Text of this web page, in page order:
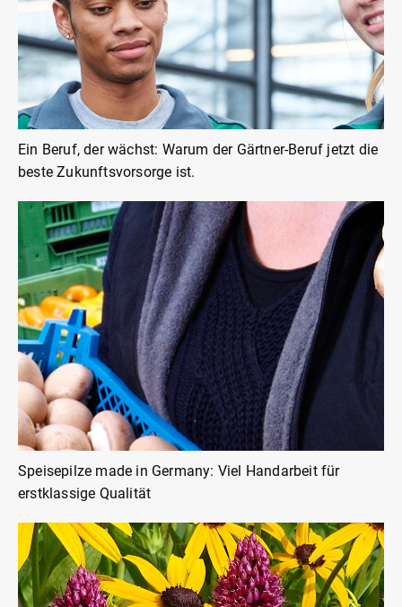
Ein Beruf, der wächst: Warum der Gärtner-Beruf jetzt die
beste Zukunftsvorsorge ist.
Speisepilze made in Germany: Viel Handarbeit für
erstklassige Qualität